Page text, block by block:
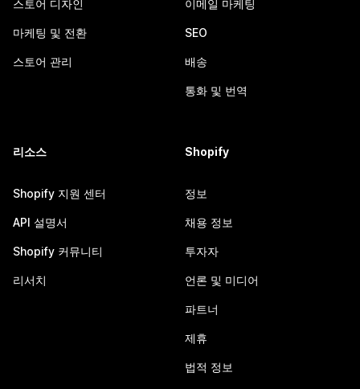
스토어 디자인
마케팅 및 전환
스토어 관리
이메일 마케팅
SEO
배송
통화 및 번역
리소스
Shopify 지원 센터
API 설명서
Shopify 커뮤니티
리서치
Shopify
정보
채용 정보
투자자
언론 및 미디어
파트너
제휴
법적 정보